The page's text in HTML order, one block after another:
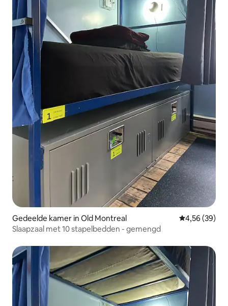
Gedeelde kamer in Old Montreal Gemiddelde
4,56 (39)
Slaapzaal met 10 stapelbedden - gemengd